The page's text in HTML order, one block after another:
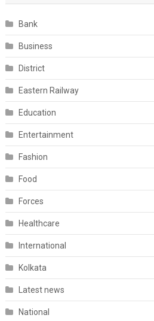
Bank
Business
District
Eastern Railway
Education
Entertainment
Fashion
Food
Forces
Healthcare
International
Kolkata
Latest news
National